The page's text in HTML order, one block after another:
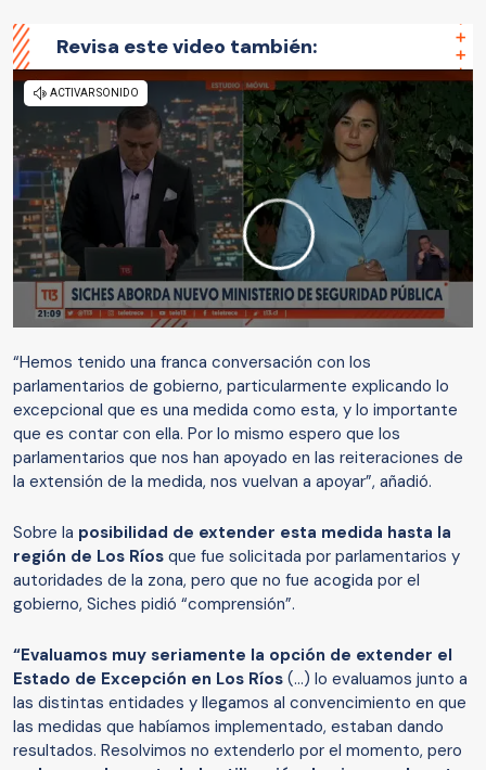
Revisa este video también:
“Hemos tenido una franca conversación con los
parlamentarios de gobierno, particularmente explicando lo
excepcional que es una medida como esta, y lo importante
que es contar con ella. Por lo mismo espero que los
parlamentarios que nos han apoyado en las reiteraciones de
la extensión de la medida, nos vuelvan a apoyar”, añadió.
Sobre la posibilidad de extender esta medida hasta la
región de Los Ríos que fue solicitada por parlamentarios y
autoridades de la zona, pero que no fue acogida por el
gobierno, Siches pidió “comprensión”.
“Evaluamos muy seriamente la opción de extender el
Estado de Excepción en Los Ríos (…) lo evaluamos junto a
las distintas entidades y llegamos al convencimiento en que
las medidas que habíamos implementado, estaban dando
resultados. Resolvimos no extenderlo por el momento, pero